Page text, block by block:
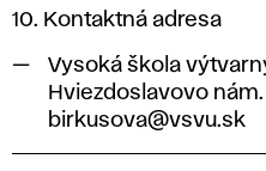
10. Kontaktná adresa
Vysoká škola
Hviezdoslavovo nám.
birkusova@vsvu.sk